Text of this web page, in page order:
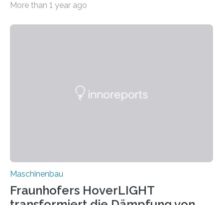
Matrixmaterials eine große Herausforderung dar.
Durch den verstärkten Einsatz von Rezyklaten
More than 1 year ago
Maschinenbau
Fraunhofers HoverLIGHT